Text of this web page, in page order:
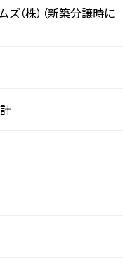
ズ（株）（新築分譲時に